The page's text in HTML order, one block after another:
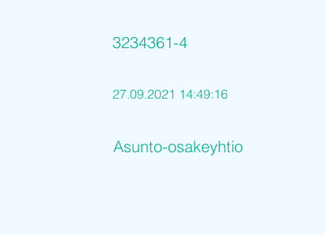
3234361-4
27.09.2021 14:49:16
Asunto-osakeyhtio